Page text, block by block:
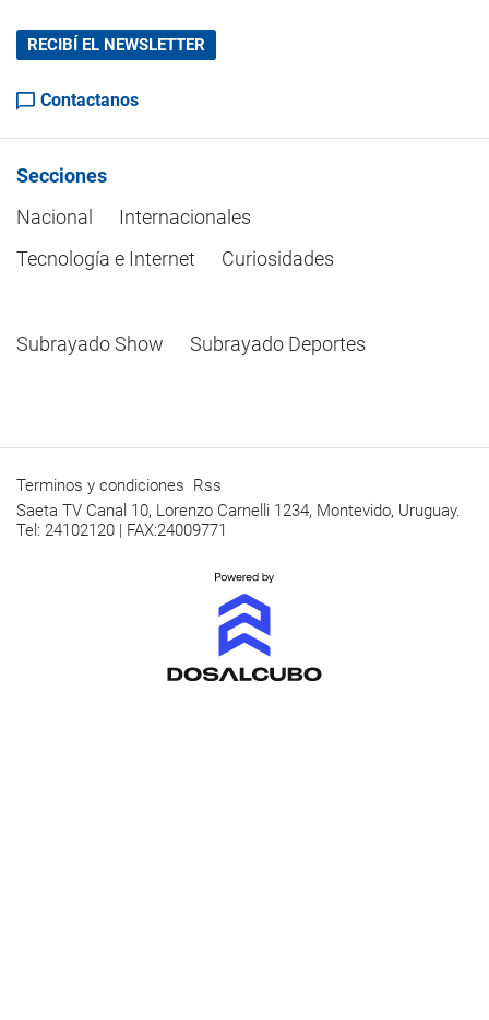
RECIBÍ EL NEWSLETTER
Contactanos
Secciones
Nacional
Internacionales
Tecnología e Internet
Curiosidades
Subrayado Show Subrayado Deportes
Terminos y condiciones Rss
Saeta TV Canal 10, Lorenzo Carnelli 1234, Montevido, Uruguay.
Tel: 24102120 | FAX:24009771